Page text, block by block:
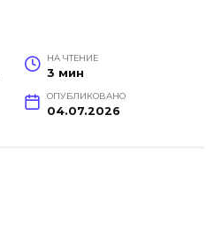
НА ЧТЕНИЕ
3 мин
ОПУБЛИКОВАНО
04.07.2026